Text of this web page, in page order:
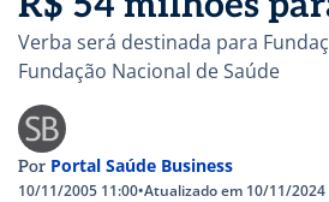
Verba será destinada para
Fundação Nacional de Saúde
Por Portal Saúde Business
10/11/2005 11:00•Atualizado em 10/11/2024